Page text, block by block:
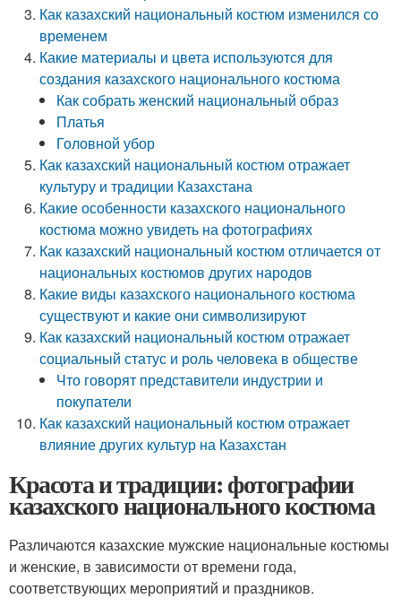
Как казахский национальный костюм изменился со
временем
Какие материалы и цвета используются для
создания казахского национального костюма
Как собрать женский национальный образ
Платья
Головной убор
Как казахский национальный костюм отражает
культуру и традиции Казахстана
Какие особенности казахского национального
костюма можно увидеть на фотографиях
Как казахский национальный костюм отличается от
национальных костюмов других народов
Какие виды казахского национального костюма
существуют и какие они символизируют
Как казахский национальный костюм отражает
социальный статус и роль человека в обществе
Что говорят представители индустрии и
покупатели
Как казахский национальный костюм отражает
влияние других культур на Казахстан
Красота и традиции: фотографии
казахского национального костюма
Различаются казахские мужские национальные костюмы
и женские, в зависимости от времени года,
соответствующих мероприятий и праздников.